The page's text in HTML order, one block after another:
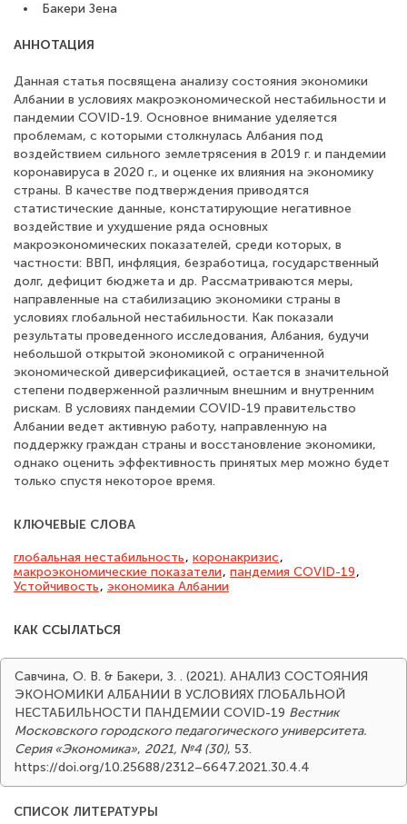
Бакери Зена
АННОТАЦИЯ
Данная статья посвящена анализу состояния экономики
Албании в условиях макроэкономической нестабильности и
пандемии COVID-19. Основное внимание уделяется
проблемам, с которыми столкнулась Албания под
воздействием сильного землетрясения в 2019 г. и пандемии
коронавируса в 2020 г., и оценке их влияния на экономику
страны. В качестве подтверждения приводятся
статистические данные, констатирующие негативное
воздействие и ухудшение ряда основных
макроэкономических показателей, среди которых, в
частности: ВВП, инфляция, безработица, государственный
долг, дефицит бюджета и др. Рассматриваются меры,
направленные на стабилизацию экономики страны в
условиях глобальной нестабильности. Как показали
результаты проведенного исследования, Албания, будучи
небольшой открытой экономикой с ограниченной
экономической диверсификацией, остается в значительной
степени подверженной различным внешним и внутренним
рискам. В условиях пандемии COVID-19 правительство
Албании ведет активную работу, направленную на
поддержку граждан страны и восстановление экономики,
однако оценить эффективность принятых мер можно будет
только спустя некоторое время.
КЛЮЧЕВЫЕ СЛОВА
глобальная нестабильность, коронакризис,
макроэкономические показатели, пандемия COVID-19,
Устойчивость, экономика Албании
КАК ССЫЛАТЬСЯ
Савчина, О. В. & Бакери, З. . (2021). АНАЛИЗ СОСТОЯНИЯ
ЭКОНОМИКИ АЛБАНИИ В УСЛОВИЯХ ГЛОБАЛЬНОЙ
НЕСТАБИЛЬНОСТИ ПАНДЕМИИ COVID-19 Вестник
Московского городского педагогического университета.
Серия «Экономика», 2021, №4 (30), 53.
https://doi.org/10.25688/2312–6647.2021.30.4.4
СПИСОК ЛИТЕРАТУРЫ